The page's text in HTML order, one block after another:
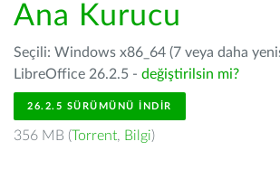
Ana Kurucu
Seçili: Windows x86_64 (7 veya daha
LibreOffice 26.2.5 - değiştirilsin mi?
26.2.5 SÜRÜMÜNÜ İNDIR
356 MB (Torrent, Bilgi)